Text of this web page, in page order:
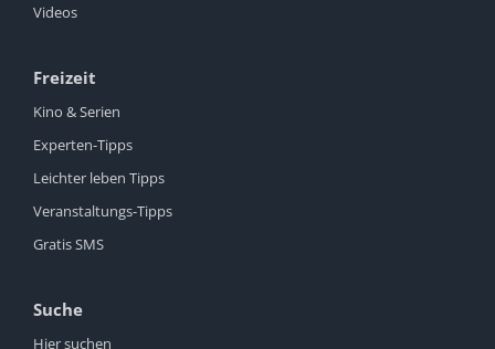
Videos
Freizeit
Kino & Serien
Experten-Tipps
Leichter leben Tipps
Veranstaltungs-Tipps
Gratis SMS
Suche
Hier suchen